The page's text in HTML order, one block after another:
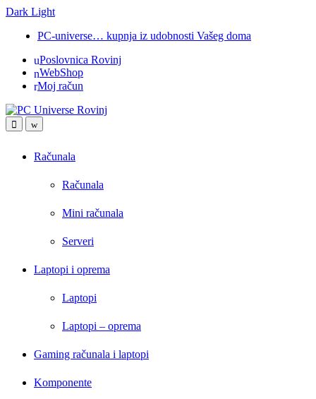
Dark Light
navigation
content
PC-universe… kupnja iz udobnosti Vašeg doma
Poslovnica Rovinj
WebShop
Moj račun
OpenClose
Računala
Računala
Mini računala
Serveri
Laptopi i oprema
Laptopi
Laptopi – oprema
Gaming računala i laptopi
Komponente